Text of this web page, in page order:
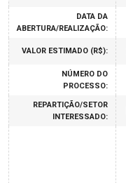
DATA DA
ABERTURA/REALIZAÇÃO:
VALOR ESTIMADO (R$):
NÚMERO DO
PROCESSO:
REPARTIÇÃO/SETOR
INTERESSADO: